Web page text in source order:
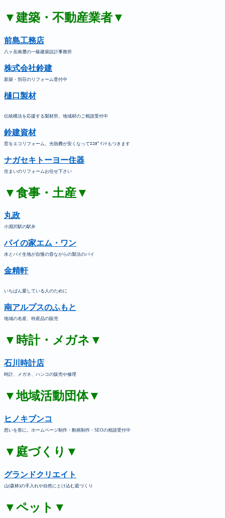
▼建築・不動産業者▼
前島工務店
八ヶ岳南麓の一級建築設計事務所
株式会社鈴建
新築・別荘のリフォーム受付中
樋口製材
伝統構法を応援する製材所。地域材のご相談受付中
鈴建資材
窓をエコリフォーム。光熱費が安くなってｴｺﾎﾟｲﾝﾄもつきます
ナガセキトーヨー住器
住まいのリフォームお任せ下さい
▼食事・土産▼
丸政
小淵沢駅の駅弁
パイの家エム・ワン
水とパイ生地が自慢の昔ながらの製法のパイ
金精軒
いちばん愛している人のために
南アルプスのふもと
地域の名産、特産品の販売
▼時計・メガネ▼
石川時計店
時計、メガネ、ハンコの販売や修理
▼地域活動団体▼
ヒノキブンコ
想いを形に。ホームページ制作・動画制作・SEOの相談受付中
▼庭づくり▼
グランドクリエイト
山(森林)の手入れや自然にとけ込む庭づくり
▼ペット▼